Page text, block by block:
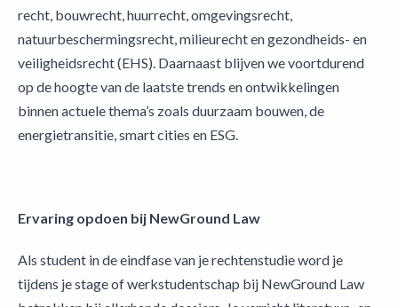
recht, bouwrecht, huurrecht, omgevingsrecht,
natuurbeschermingsrecht, milieurecht en gezondheids- en
veiligheidsrecht (EHS). Daarnaast blijven we voortdurend
op de hoogte van de laatste trends en ontwikkelingen
binnen actuele thema’s zoals duurzaam bouwen, de
energietransitie, smart cities en ESG.
Ervaring opdoen bij NewGround Law
Als student in de eindfase van je rechtenstudie word je
tijdens je stage of werkstudentschap bij NewGround Law